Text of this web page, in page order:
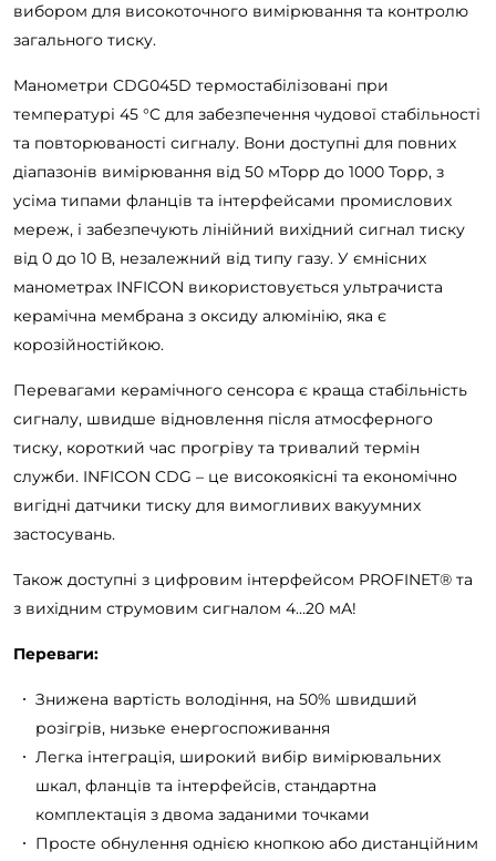
вибором для високоточного вимірювання та контролю
загального тиску.
Манометри CDG045D термостабілізовані при
температурі 45 °C для забезпечення чудової стабільності
та повторюваності сигналу. Вони доступні для повних
діапазонів вимірювання від 50 мТорр до 1000 Торр, з
усіма типами фланців та інтерфейсами промислових
мереж, і забезпечують лінійний вихідний сигнал тиску
від 0 до 10 В, незалежний від типу газу. У ємнісних
манометрах INFICON використовується ультрачиста
керамічна мембрана з оксиду алюмінію, яка є
корозійностійкою.
Перевагами керамічного сенсора є краща стабільність
сигналу, швидше відновлення після атмосферного
тиску, короткий час прогріву та тривалий термін
служби. INFICON CDG – це високоякісні та економічно
вигідні датчики тиску для вимогливих вакуумних
застосувань.
Також доступні з цифровим інтерфейсом PROFINET® та
з вихідним струмовим сигналом 4…20 мА!
Переваги:
Знижена вартість володіння, на 50% швидший
розігрів, низьке енергоспоживання
Легка інтеграція, широкий вибір вимірювальних
шкал, фланців та інтерфейсів, стандартна
комплектація з двома заданими точками
Просте обнулення однією кнопкою або дистанційним